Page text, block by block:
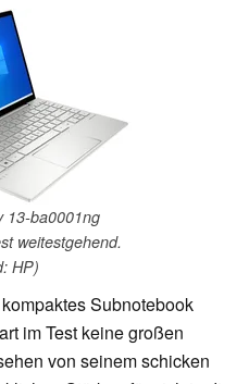
13-ba0001ng
weitestgehend.
HP)
Subnotebook
im Test keine großen
von seinem schicken